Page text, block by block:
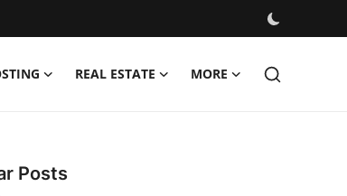
REAL ESTATE MORE
Posts